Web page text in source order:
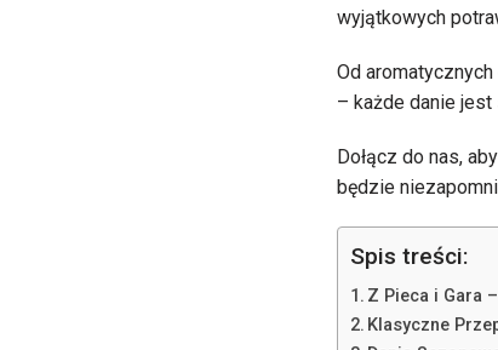
wyjątkowych
Od
– każde danie
Dołącz do nas,
będzie
Spis treści:
Z Pieca i Gara
Klasyczne